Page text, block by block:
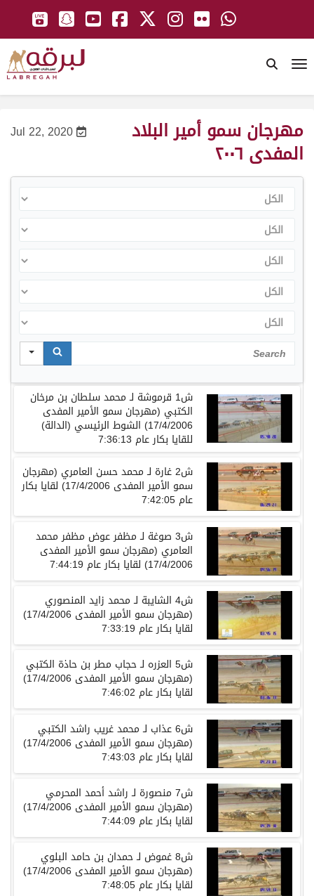
Jul 22, 2020 مهرجان سمو أمير البلاد
المفدى ٢٠٠٦
الكل
الكل
الكل
الكل
الكل
Search
ش1 قرموشة لـ محمد سلطان بن مرخان
الكتبي (مهرجان سمو الأمير المفدى
17/4/2006) الشوط الرئيسي (الدالة)
للقايا بكار عام 7:36:13
ش2 غارة لـ محمد حسن العامري (مهرجان
سمو الأمير المفدى 17/4/2006) لقايا بكار
عام 7:42:05
ش3 صوغة لـ مظفر عوض مظفر محمد
العامري (مهرجان سمو الأمير المفدى
17/4/2006) لقايا بكار عام 7:44:19
ش4 الشايبة لـ محمد زايد المنصوري
(مهرجان سمو الأمير المفدى 17/4/2006)
لقايا بكار عام 7:33:19
ش5 العزره لـ حجاب مطر بن حاذة الكتبي
(مهرجان سمو الأمير المفدى 17/4/2006)
لقايا بكار عام 7:46:02
ش6 عذاب لـ محمد غريب راشد الكتبي
(مهرجان سمو الأمير المفدى 17/4/2006)
لقايا بكار عام 7:43:03
ش7 منصورة لـ راشد أحمد المحرمي
(مهرجان سمو الأمير المفدى 17/4/2006)
لقايا بكار عام 7:44:09
ش8 غموض لـ حمدان بن حامد البلوي
(مهرجان سمو الأمير المفدى 17/4/2006)
لقايا بكار عام 7:48:05